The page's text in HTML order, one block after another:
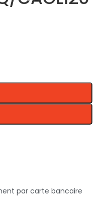
par carte bancaire